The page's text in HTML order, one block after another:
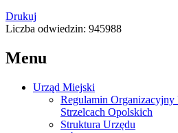
Drukuj
Liczba odwiedzin: 945988
Menu
Urząd Miejski
Regulamin
Strzelcach Opolskich
Struktura Urzędu